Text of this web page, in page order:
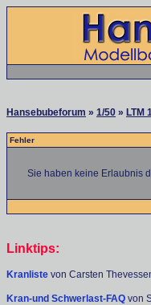
Hansebubeforum » 1/50 » LTM
Fehler
Sie haben keine Erlaubnis
Linktips:
Kranliste von Carsten
Kran-und Schwerlast-FAQ von